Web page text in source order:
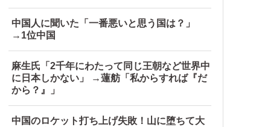
中国人に聞いた「一番悪いと思う国は？」
→1位中国
麻生氏「2千年にわたって同じ王朝など世界中
に日本しかない」 →蓮舫「私からすれば『だ
から？』」
中国のロケット打ち上げ失敗！山に堕ちて大